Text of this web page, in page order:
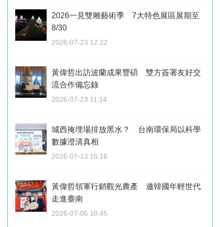
2026一見雙雕藝術季 7大特色展區展期至
8/30
2026-07-23 12:22
黃偉哲出訪波蘭成果豐碩 雙方簽署友好交
流合作備忘錄
2026-07-23 11:14
城西掩埋場排放黑水？ 台南環保局以科學
數據澄清真相
2026-07-13 15:16
黃偉哲領軍行銷觀光農產 邀韓國年輕世代
走進臺南
2026-07-05 10:45